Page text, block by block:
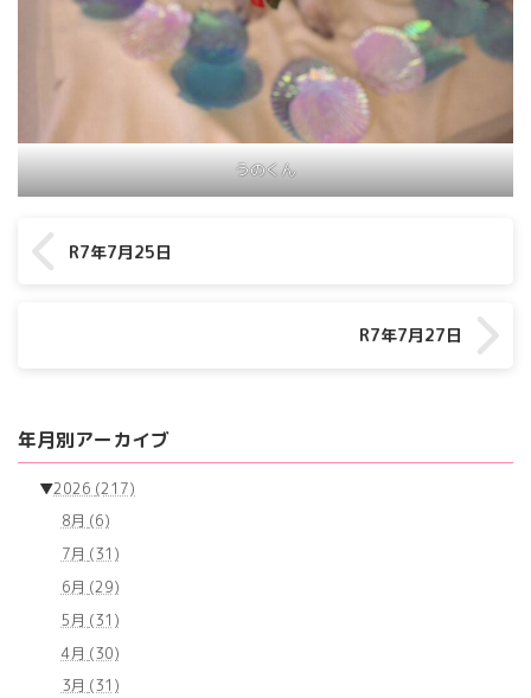
うのくん
R7年7月25日
R7年7月27日
年月別アーカイブ
▼2026 (217)
8月 (6)
7月 (31)
6月 (29)
5月 (31)
4月 (30)
3月 (31)